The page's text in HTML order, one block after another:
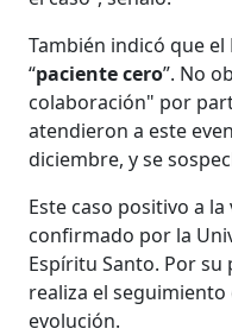
También indicó que
“paciente cero”. No
colaboración" por
atendieron a este
diciembre, y se
Este caso positivo a
confirmado por la
Espíritu Santo. Por su
realiza el
evolución.